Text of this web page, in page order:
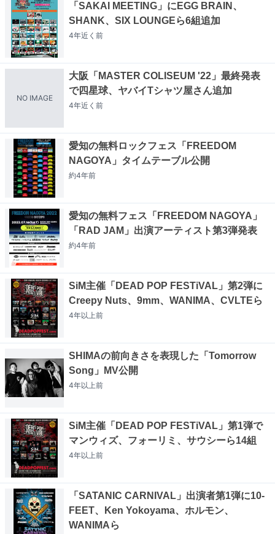
「SAKAI MEETING」にEGG BRAIN、
SHANK、SIX LOUNGEら6組追加
4年近く 前
NO IMAGE
大阪「MASTER COLISEUM '22」最終発表
で四星球、ヤバイTシャツ屋さん追加
4年近く 前
愛知の無料ロックフェス「FREEDOM
NAGOYA」タイムテーブル公開
約4年前
愛知の無料フェス「FREEDOM NAGOYA」
「RAD JAM」出演アーティスト第3弾発表
約4年前
SiM主催「DEAD POP FESTiVAL」第2弾に
Creepy Nuts、9mm、WANIMA、CVLTEら
4年以上前
SHIMAの前向きさを表現した「Tomorrow
Song」MV公開
4年以上前
SiM主催「DEAD POP FESTiVAL」第1弾で
マンウィズ、フォーリミ、サウシーら14組
4年以上前
「SATANIC CARNIVAL」出演者第1弾に10-
FEET、Ken Yokoyama、ホルモン、
WANIMAら